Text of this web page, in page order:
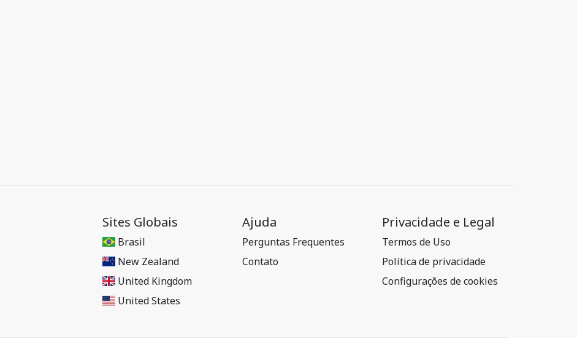
Sites Globais
Brasil
New Zealand
United Kingdom
United States
Ajuda
Perguntas Frequentes
Contato
Privacidade e Legal
Termos de Uso
Política de privacidade
Configurações de cookies